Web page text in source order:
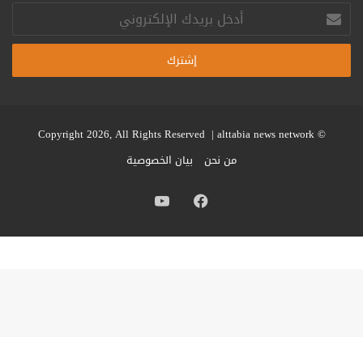
أدخل
بريدك
الإلكتروني
© Copyright 2026, All Rights Reserved |
alttabia news network
من نحن
بيان الخصوصية
فيسبوك